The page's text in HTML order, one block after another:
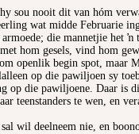
sou nooit dit van hóm
wat midde Februarie
die mannetjie het
hom gesels, vind hom
openlik begin spot, maar
op die pawiljoen sy
op die pawiljoene. Daar is
teenstanders te wen, en
wil deelneem nie, en